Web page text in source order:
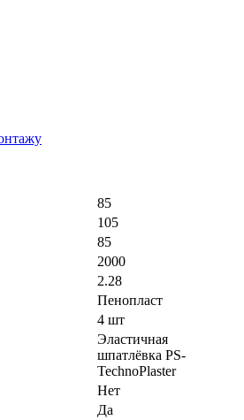
85
105
85
2000
2.28
Пенопласт
4 шт
Эластичная
шпатлёвка PS-
TechnoPlaster
Нет
Да